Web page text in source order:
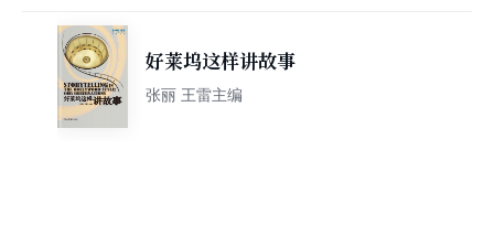
好莱坞这样讲故事
张丽 王雷主编